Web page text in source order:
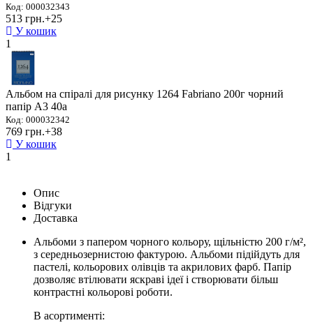
Код: 000032343
513 грн.+25
У кошик
1
Альбом на спіралі для рисунку 1264 Fabriano 200г чорний
папір А3 40а
Код: 000032342
769 грн.+38
У кошик
1
Опис
Відгуки
Доставка
Альбоми з папером чорного кольору, щільністю 200 г/м²,
з середньозернистою фактурою. Альбоми підійдуть для
пастелі, кольорових олівців та акрилових фарб. Папір
дозволяє втілювати яскраві ідеї і створювати більш
контрастні кольорові роботи.
В асортименті: